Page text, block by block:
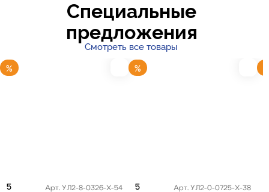
Специальные
предложения
Смотреть все товары
%
5 Арт. УЛ2-8-0326-Х-54
%
5 Арт. УЛ2-0-0725-Х-38